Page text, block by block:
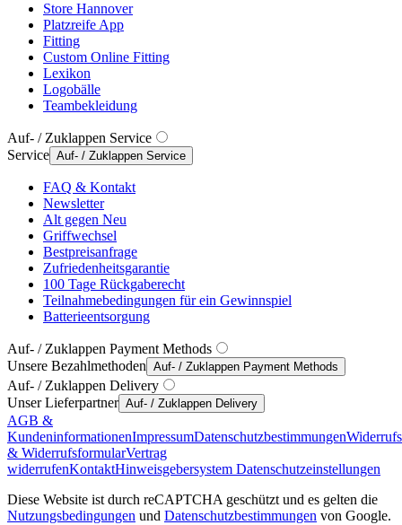
Store Hannover
Platzreife App
Fitting
Custom Online Fitting
Lexikon
Logobälle
Teambekleidung
Auf- / Zuklappen Service
Service Auf- / Zuklappen Service
FAQ & Kontakt
Newsletter
Alt gegen Neu
Griffwechsel
Bestpreisanfrage
Zufriedenheitsgarantie
100 Tage Rückgaberecht
Teilnahmebedingungen für ein Gewinnspiel
Batterieentsorgung
Auf- / Zuklappen Payment Methods
Unsere Bezahlmethoden Auf- / Zuklappen Payment Methods
Auf- / Zuklappen Delivery
Unser Lieferpartner Auf- / Zuklappen Delivery
AGB &
KundeninformationenImpressumDatenschutzbestimmungen
& WiderrufsformularVertrag
widerrufenKontaktHinweisgebersystem Datenschutzeinstellungen
Diese Website ist durch reCAPTCHA geschützt und es gelten die
Nutzungsbedingungen und Datenschutzbestimmungen von Google.